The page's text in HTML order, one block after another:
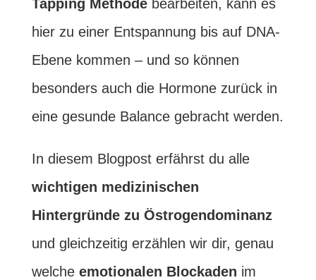
Tapping Methodebearbeiten, kann es
hier zu einer Entspannung bis auf DNA-
Ebene kommen – und so können
besonders auch die Hormone zurück in
eine gesunde Balance gebracht werden.
In diesem Blogpost erfährst du alle
wichtigen medizinischen
Hintergründe zu Östrogendominanz
und gleichzeitig erzählen wir dir, genau
welche emotionalen Blockaden im